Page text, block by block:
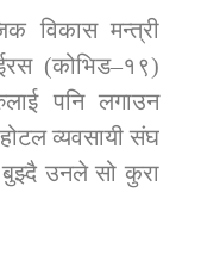
सुचना सन्देश
विकास मन्त्री
(कोभिड–१९)
पनि लगाउन
व्यवसायी संघ
बुझ्दै उनले सो कुरा